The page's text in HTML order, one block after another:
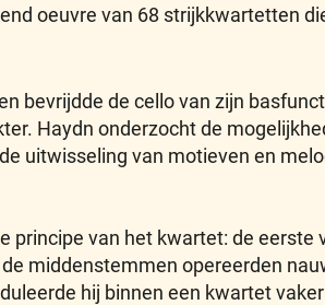
oeuvre van 68 strijkkwartetten
bevrijdde de cello van zijn
Haydn onderzocht de
uitwisseling van motieven en
van het kwartet: de eerste
middenstemmen opereerden
hij binnen een kwartet